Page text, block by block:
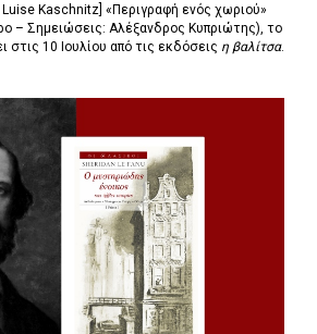
Kaschnitz] «Περιγραφή ενός χωριού»
– Σημειώσεις: Αλέξανδρος Κυπριώτης), το
στις 10 Ιουλίου από τις εκδόσεις η βαλίτσα.